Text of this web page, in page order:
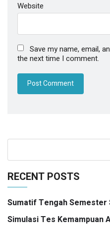
Website
Save my name, email,
the next time I comment.
RECENT POSTS
Sumatif Tengah
Simulasi Tes Kemampuan